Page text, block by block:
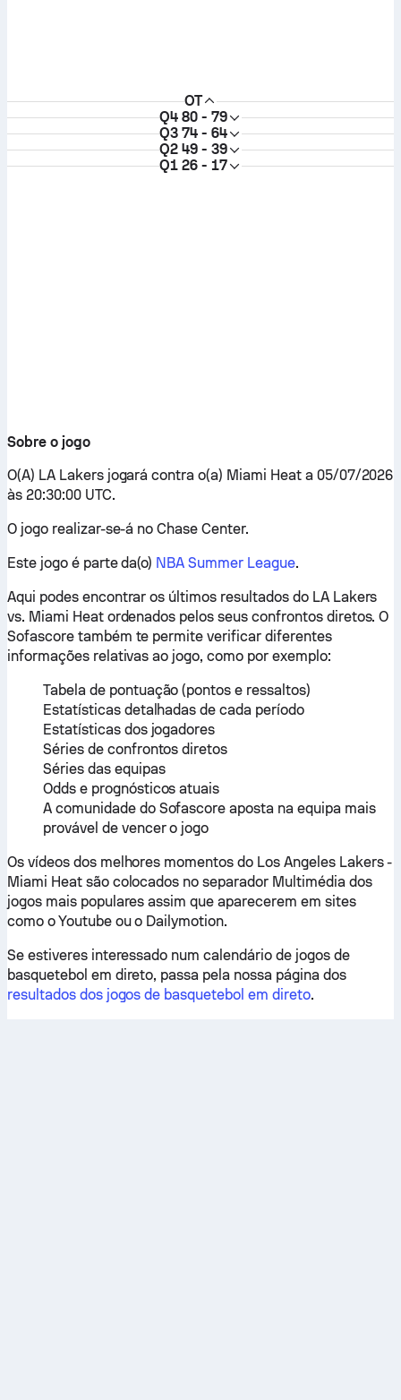
OT
Q4 80 - 79
Q3 74 - 64
Q2 49 - 39
Q1 26 - 17
Sobre o jogo
O(A) LA Lakers jogará contra o(a) Miami Heat a 05/07/2026
às 20:30:00 UTC.
O jogo realizar-se-á no Chase Center.
Este jogo é parte da(o) NBA Summer League.
Aqui podes encontrar os últimos resultados do LA Lakers
vs. Miami Heat ordenados pelos seus confrontos diretos. O
Sofascore também te permite verificar diferentes
informações relativas ao jogo, como por exemplo:
Tabela de pontuação (pontos e ressaltos)
Estatísticas detalhadas de cada período
Estatísticas dos jogadores
Séries de confrontos diretos
Séries das equipas
Odds e prognósticos atuais
A comunidade do Sofascore aposta na equipa mais
provável de vencer o jogo
Os vídeos dos melhores momentos do Los Angeles Lakers -
Miami Heat são colocados no separador Multimédia dos
jogos mais populares assim que aparecerem em sites
como o Youtube ou o Dailymotion.
Se estiveres interessado num calendário de jogos de
basquetebol em direto, passa pela nossa página dos
resultados dos jogos de basquetebol em direto.